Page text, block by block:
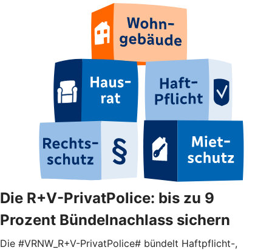
Die R+V-PrivatPolice: bis zu 9
Prozent Bündelnachlass sichern
Die #VRNW_R+V-PrivatPolice# bündelt Haftpflicht-,